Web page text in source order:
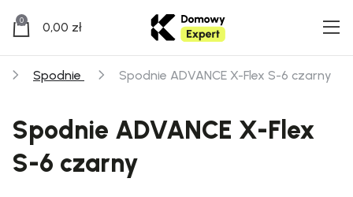
0 0,00 zł
Spodnie Spodnie ADVANCE X-Flex S-6 czarny
Spodnie ADVANCE X-Flex
S-6 czarny